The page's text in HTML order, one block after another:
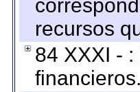
recursos
84 XXXI -
financieros.